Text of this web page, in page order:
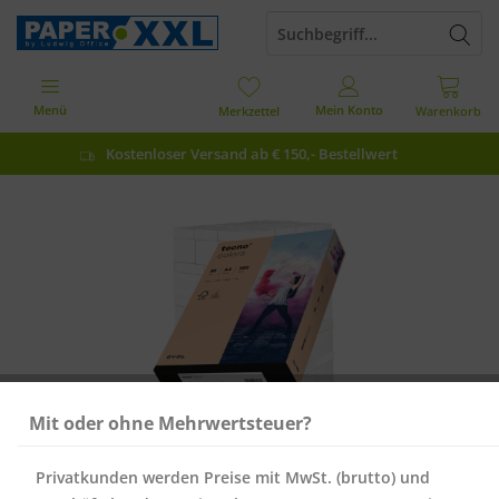
Kostenloser Versand ab € 150,- Bestellwert
Warenkorb
Merkzettel Mein Konto
Menü
Mit oder ohne Mehrwertsteuer?
Privatkunden werden Preise mit MwSt. (brutto) und